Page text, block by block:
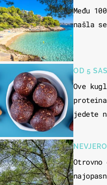
Među
našla
OD 5
Ove
jedete